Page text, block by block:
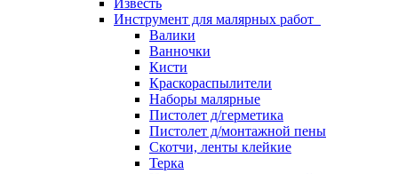
Известь
Инструмент для малярных работ
Валики
Ванночки
Кисти
Краскораспылители
Наборы малярные
Пистолет д/герметика
Пистолет д/монтажной пены
Скотчи, ленты клейкие
Терка